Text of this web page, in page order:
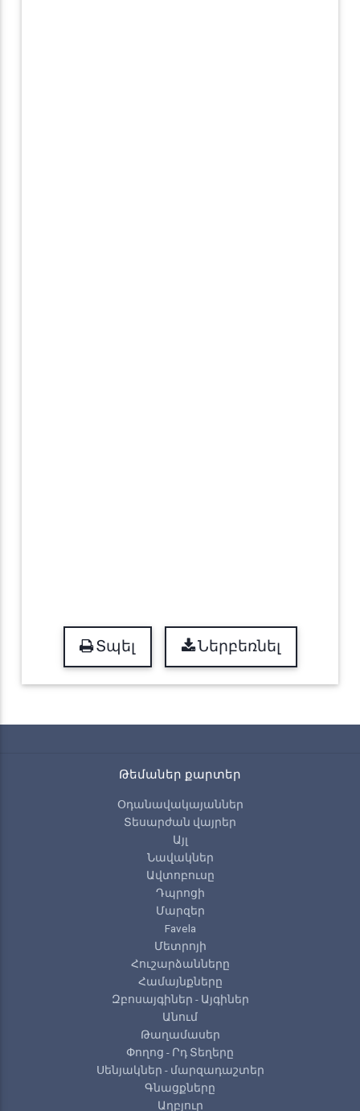
Տպել Ներբեռնել
Թեմաներ քարտեր
Օդանավակայաններ
Տեսարժան վայրեր
Այլ
Նավակներ
Ավտոբուսը
Դպրոցի
Մարզեր
Favela
Մետրոյի
Հուշարձանները
Համայնքները
Զբոսայգիներ - Այգիներ
Անում
Թաղամասեր
Փողոց - Րդ Տեղերը
Սենյակներ - մարզադաշտեր
Գնացքները
Աղբյուր